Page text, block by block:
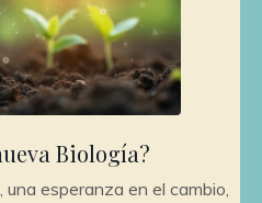
Biología?
esperanza en el cambio,